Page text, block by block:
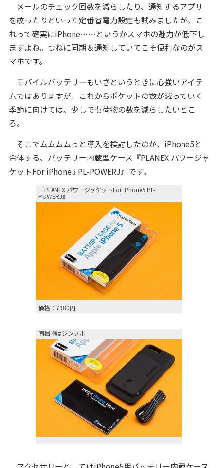
メールのチェック回数を減らしたり、通知するアプリ
を絞ったりといった定番省電力設定も試みましたが、こ
れって確実にiPhone……というかスマホの魅力が低下し
ますよね。つねに同期＆通知していてこそ便利なのがス
マホです。
モバイルバッテリーもいざというときに心強いアイテ
ムではありますが、これからポケットの数が減っていく
季節に向けては、少しでも荷物の数を減らしたいとこ
ろ。
そこでムムムムっと導入を検討したのが、iPhone5と
合体する、バッテリー内蔵型ケース『PLANEX パワージャ
ケットFor iPhone5 PL-POWERJ』です。
『PLANEX パワージャケットFor iPhone5 PL-
POWERJ』
価格：7980円
同梱物はシンプル